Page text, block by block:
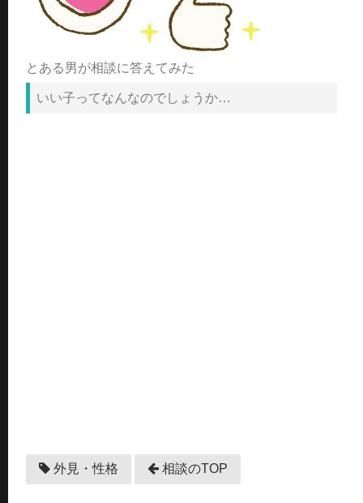
とある男が相談に答えてみた
いい子ってなんなのでしょうか…
外見・性格 相談のTOP